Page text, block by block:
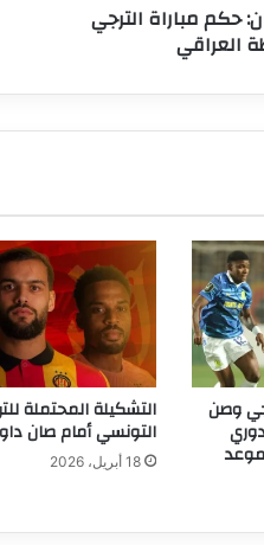
حكم مباراة الترجي
العراقي
وصن التشكيلة المحتملة
التونسي أمام صان
18 أبريل، 2026